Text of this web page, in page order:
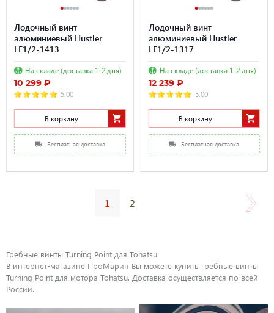
Лодочный винт
алюминиевый Hustler
LE1/2-1413
На складе (доставка 1-2 дня)
10 299 ₽
5.00
В корзину
Бесплатная доставка
Лодочный винт
алюминиевый Hustler
LE1/2-1317
На складе (доставка 1-2 дня)
12 239 ₽
5.00
В корзину
Бесплатная доставка
1 2
Гребные винты Turning Point для Tohatsu
В интернет-магазине ПроМарин Вы можете купить гребные винты
Turning Point для мотора Tohatsu. Доставка осуществляется по всей
России.